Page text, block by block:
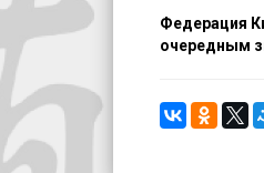
Федерация
очередным